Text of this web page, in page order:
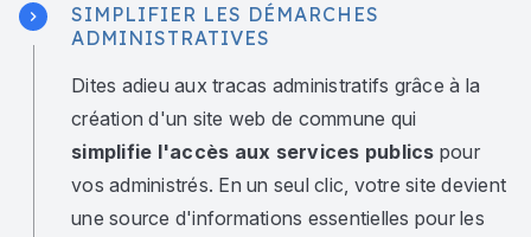
SIMPLIFIER LES DÉMARCHES
ADMINISTRATIVES
Dites adieu aux tracas administratifs grâce à la
création d'un site web de commune qui
simplifie l'accès aux services publics pour
vos administrés. En un seul clic, votre site devient
une source d'informations essentielles pour les